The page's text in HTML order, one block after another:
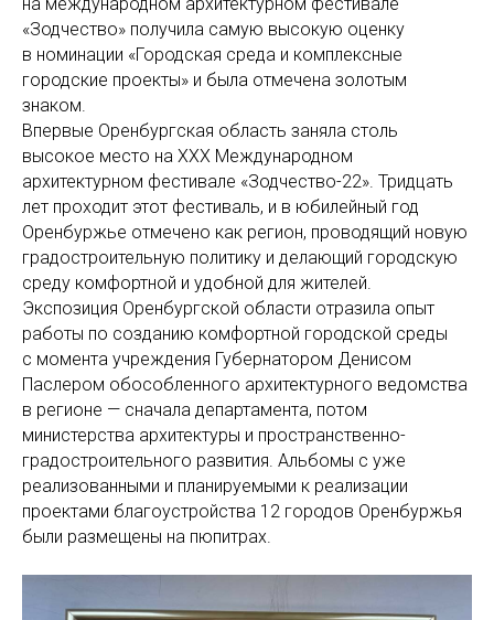
«Зодчество» получила самую высокую оценку
в номинации «Городская среда и комплексные
городские проекты» и была отмечена золотым
знаком.
Впервые Оренбургская область заняла столь
высокое место на ХХХ Международном
архитектурном фестивале «Зодчество-22». Тридцать
лет проходит этот фестиваль, и в юбилейный год
Оренбуржье отмечено как регион, проводящий новую
градостроительную политику и делающий городскую
среду комфортной и удобной для жителей.
Экспозиция Оренбургской области отразила опыт
работы по созданию комфортной городской среды
с момента учреждения Губернатором Денисом
Паслером обособленного архитектурного ведомства
в регионе — сначала департамента, потом
министерства архитектуры и пространственно-
градостроительного развития. Альбомы с уже
реализованными и планируемыми к реализации
проектами благоустройства 12 городов Оренбуржья
были размещены на пюпитрах.